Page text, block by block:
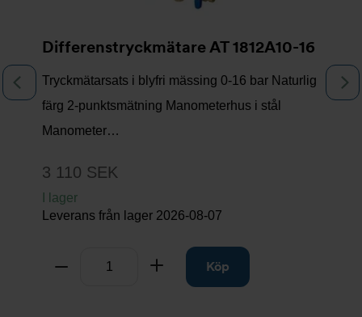
Differenstryckmätare AT 1812A10-16
Tryckmätarsats i blyfri mässing 0-16 bar Naturlig
färg 2-punktsmätning Manometerhus i stål
Manometer…
3 110 SEK
I lager
Leverans från lager 2026-08-07
Ta bort Lägg tillKöp
Föregående